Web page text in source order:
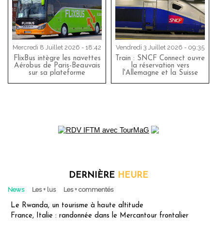
Mercredi 8 Juillet 2026 - 18:42
FlixBus intègre les navettes
Aérobus de Paris-Beauvais
sur sa plateforme
Vendredi 3 Juillet 2026 - 09:35
Train : SNCF Connect ouvre
la réservation vers
l'Allemagne et la Suisse
DERNIÈRE HEURE
News Les + lus Les + commentés
Le Rwanda, un tourisme à haute altitude
France, Italie : randonnée dans le Mercantour frontalier